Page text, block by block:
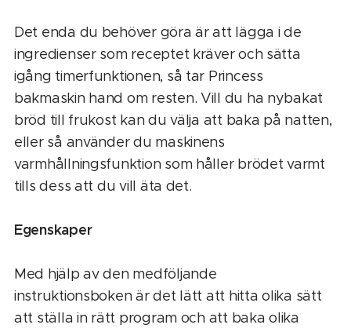
Det enda du behöver göra är att lägga i de
ingredienser som receptet kräver och sätta
igång timerfunktionen, så tar Princess
bakmaskin hand om resten. Vill du ha nybakat
bröd till frukost kan du välja att baka på natten,
eller så använder du maskinens
varmhållningsfunktion som håller brödet varmt
tills dess att du vill äta det.
Egenskaper
Med hjälp av den medföljande
instruktionsboken är det lätt att hitta olika sätt
att ställa in rätt program och att baka olika